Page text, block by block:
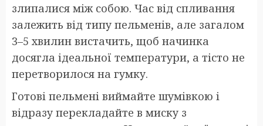
злипалися між собою. Час від спливання
залежить від типу пельменів, але загалом
3–5 хвилин вистачить, щоб начинка
досягла ідеальної температури, а тісто не
перетворилося на гумку.
Готові пельмені виймайте шумівкою і
відразу перекладайте в миску з